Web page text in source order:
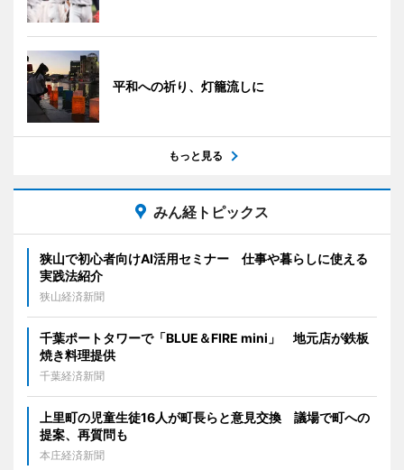
平和への祈り、灯籠流しに
もっと見る
みん経トピックス
狭山で初心者向けAI活用セミナー 仕事や暮らしに使える
実践法紹介
狭山経済新聞
千葉ポートタワーで「BLUE＆FIRE mini」 地元店が鉄板
焼き料理提供
千葉経済新聞
上里町の児童生徒16人が町長らと意見交換 議場で町への
提案、再質問も
本庄経済新聞